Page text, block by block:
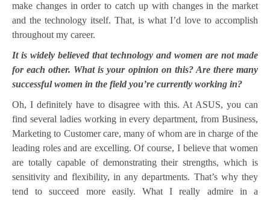
make changes in order to catch up with changes in the market
and the technology itself. That, is what I’d love to accomplish
throughout my career.
It is widely believed that technology and women are not made
for each other. What is your opinion on this? Are there many
successful women in the field you’re currently working in?
Oh, I definitely have to disagree with this. At ASUS, you can
find several ladies working in every department, from Business,
Marketing to Customer care, many of whom are in charge of the
leading roles and are excelling. Of course, I believe that women
are totally capable of demonstrating their strengths, which is
sensitivity and flexibility, in any departments. That’s why they
tend to succeed more easily. What I really admire in a